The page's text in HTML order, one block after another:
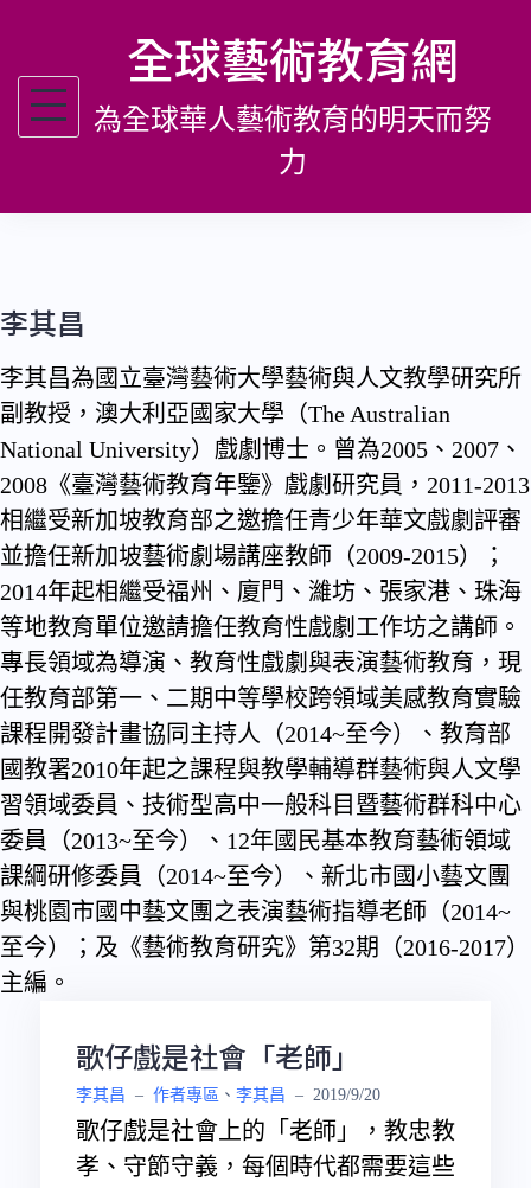
主
全球藝術教育網
為全球華人藝術教育的明天而努
力
李其昌
李其昌為國立臺灣藝術大學藝術與人文教學研究所
副教授，澳大利亞國家大學（The Australian
National University）戲劇博士。曾為2005、2007、
2008《臺灣藝術教育年鑒》戲劇研究員，2011-2013
相繼受新加坡教育部之邀擔任青少年華文戲劇評審
並擔任新加坡藝術劇場講座教師（2009-2015）；
2014年起相繼受福州、廈門、濰坊、張家港、珠海
等地教育單位邀請擔任教育性戲劇工作坊之講師。
專長領域為導演、教育性戲劇與表演藝術教育，現
任教育部第一、二期中等學校跨領域美感教育實驗
課程開發計畫協同主持人（2014~至今）、教育部
國教署2010年起之課程與教學輔導群藝術與人文學
習領域委員、技術型高中一般科目暨藝術群科中心
委員（2013~至今）、12年國民基本教育藝術領域
課綱研修委員（2014~至今）、新北市國小藝文團
與桃園市國中藝文團之表演藝術指導老師（2014~
至今）；及《藝術教育研究》第32期（2016-2017）
主編。
歌仔戲是社會「老師」
李其昌 – 作者專區 、 李其昌 – 2019/9/20
歌仔戲是社會上的「老師」，教忠教
孝、守節守義，每個時代都需要這些